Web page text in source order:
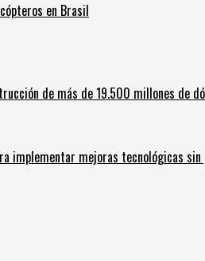
en Brasil
de más de 19.500 millones de
implementar mejoras tecnológicas